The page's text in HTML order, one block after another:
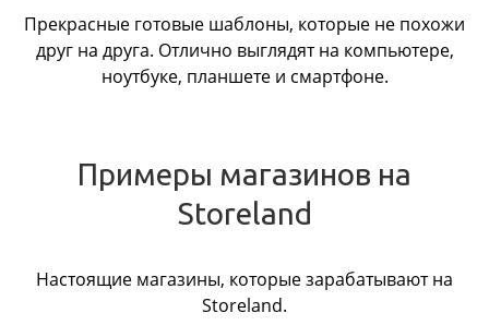
Прекрасные готовые шаблоны, которые не похожи
друг на друга. Отлично выглядят на компьютере,
ноутбуке, планшете и смартфоне.
Примеры магазинов на
Storeland
Настоящие магазины, которые зарабатывают на
Storeland.